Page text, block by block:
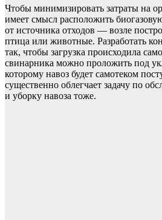
Чтобы минимизировать затраты на
имеет смысл расположить
от источника отходов — возле
птица или животные. Разработать
так, чтобы загрузка происходила
свинарника можно проложить под
которому навоз будет самотеком
существенно облегчает задачу по
и уборку навоза тоже.